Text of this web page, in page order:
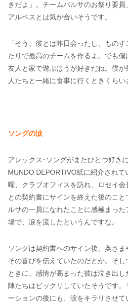
きだよ」。チームバルサのお祭り要
アルベスとは気が合いそうです。
「そう、彼とは昨日会ったし、もの
たりで最高のチームを作るよ。でも僕
友人と家で遊ぶほうが好きだね。僕
人たちと一緒に食事に行くときくらい
ソングの涙
アレックス･ソングがまたひとつ好き
MUNDO DEPORTIVO紙に紹介されて
曜、クラブオフィスを訪れ、ロセイ
との契約書にサインを終えた後のこ
ルサの一員になれたことに感極まっ
場で、涙を流したというんですな。
ソングは契約書へのサイン後、奥さま
その喜びを伝えていたのだとか。そ
ときに、感情が高まった彼は泣き出
陣たちはビックリしていたそうです
ーションの後にも、涙をキラリさせ